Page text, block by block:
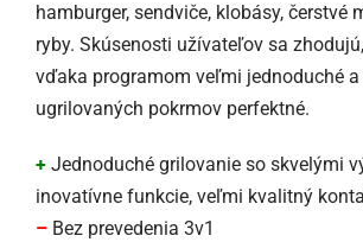
hamburger, sendviče, klobásy, čerstvé
ryby. Skúsenosti užívateľov sa
vďaka programom veľmi jednoduché
ugrilovaných pokrmov perfektné.
+ Jednoduché grilovanie so skvelými
inovatívne funkcie, veľmi kvalitný
– Bez prevedenia 3v1